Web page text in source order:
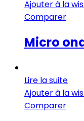
Ajouter à la
Comparer
Micro
Lire la suite
Ajouter à la
Comparer